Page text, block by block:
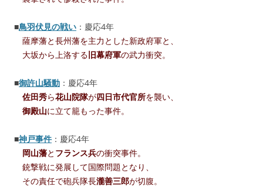
■鳥羽伏見の戦い ：慶応4年
薩摩藩と長州藩を主力とした新政府軍と、
大坂から上洛する旧幕府軍の武力衝突。
■御許山騒動 ：慶応4年
佐田秀ら花山院隊が四日市代官所を襲い、
御殿山に立て籠もった事件。
■神戸事件 ：慶応4年
岡山藩と フランス兵の衝突事件。
銃撃戦に発展して国際問題となり、
その責任で砲兵隊長瀧善三郎が切腹。